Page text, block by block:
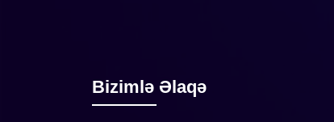
Bizimlə Əlaqə